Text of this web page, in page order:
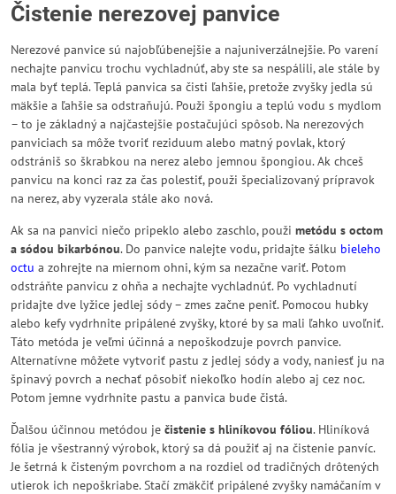
Čistenie nerezovej panvice
Nerezové panvice sú najobľúbenejšie a najuniverzálnejšie. Po varení
nechajte panvicu trochu vychladnúť, aby ste sa nespálili, ale stále by
mala byť teplá. Teplá panvica sa čisti ľahšie, pretože zvyšky jedla sú
mäkšie a ľahšie sa odstraňujú. Použi špongiu a teplú vodu s mydlom
– to je základný a najčastejšie postačujúci spôsob. Na nerezových
panviciach sa môže tvoriť reziduum alebo matný povlak, ktorý
odstrániš so škrabkou na nerez alebo jemnou špongiou. Ak chceš
panvicu na konci raz za čas polestiť, použi špecializovaný prípravok
na nerez, aby vyzerala stále ako nová.
Ak sa na panvici niečo pripeklo alebo zaschlo, použi metódu s octom
a sódou bikarbónou. Do panvice nalejte vodu, pridajte šálku bieleho
octu a zohrejte na miernom ohni, kým sa nezačne variť. Potom
odstráňte panvicu z ohňa a nechajte vychladnúť. Po vychladnutí
pridajte dve lyžice jedlej sódy – zmes začne peniť. Pomocou hubky
alebo kefy vydrhnite pripálené zvyšky, ktoré by sa mali ľahko uvoľniť.
Táto metóda je veľmi účinná a nepoškodzuje povrch panvice.
Alternatívne môžete vytvoriť pastu z jedlej sódy a vody, naniesť ju na
špinavý povrch a nechať pôsobiť niekoľko hodín alebo aj cez noc.
Potom jemne vydrhnite pastu a panvica bude čistá.
Ďalšou účinnou metódou je čistenie s hliníkovou fóliou. Hliníková
fólia je všestranný výrobok, ktorý sa dá použiť aj na čistenie panvíc.
Je šetrná k čisteným povrchom a na rozdiel od tradičných drôtených
utierok ich nepoškriabe. Stačí zmäkčiť pripálené zvyšky namáčaním v